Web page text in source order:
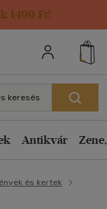
1499 Ft!
keresés
Antikvár
és kertek